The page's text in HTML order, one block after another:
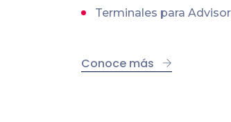
Terminales para
Conoce más